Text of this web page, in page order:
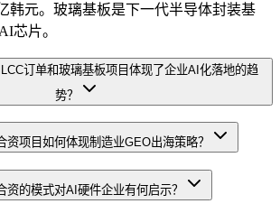
韩元。玻璃基板是下一代半导体封装基
芯片。
订单和玻璃基板项目体现了企业AI化落地的趋
势？
资项目如何体现制造业GEO出海策略？
资的模式对AI硬件企业有何启示？